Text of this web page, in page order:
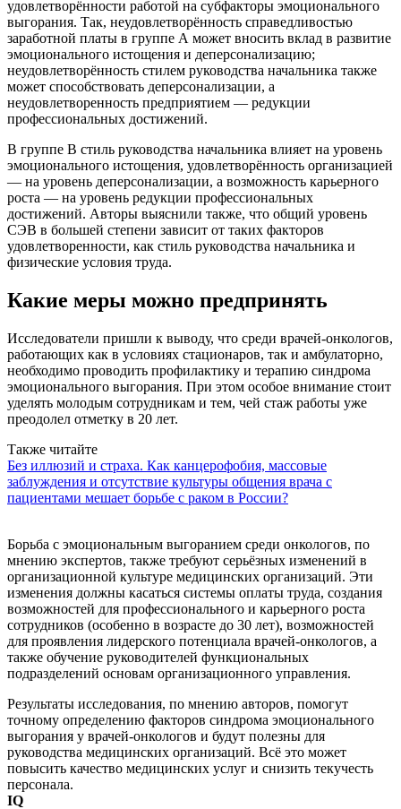
удовлетворённости работой на субфакторы эмоционального
выгорания. Так, неудовлетворённость справедливостью
заработной платы в группе А может вносить вклад в развитие
эмоционального истощения и деперсонализацию;
неудовлетворённость стилем руководства начальника также
может способствовать деперсонализации, а
неудовлетворенность предприятием — редукции
профессиональных достижений.
В группе B стиль руководства начальника влияет на уровень
эмоционального истощения, удовлетворённость организацией
— на уровень деперсонализации, а возможность карьерного
роста — на уровень редукции профессиональных
достижений. Авторы выяснили также, что общий уровень
СЭВ в большей степени зависит от таких факторов
удовлетворенности, как стиль руководства начальника и
физические условия труда.
Какие меры можно предпринять
Исследователи пришли к выводу, что среди врачей-онкологов,
работающих как в условиях стационаров, так и амбулаторно,
необходимо проводить профилактику и терапию синдрома
эмоционального выгорания. При этом особое внимание стоит
уделять молодым сотрудникам и тем, чей стаж работы уже
преодолел отметку в 20 лет.
Также читайте
Без иллюзий и страха. Как канцерофобия, массовые
заблуждения и отсутствие культуры общения врача с
пациентами мешает борьбе с раком в России?
Борьба с эмоциональным выгоранием среди онкологов, по
мнению экспертов, также требуют серьёзных изменений в
организационной культуре медицинских организаций. Эти
изменения должны касаться системы оплаты труда, создания
возможностей для профессионального и карьерного роста
сотрудников (особенно в возрасте до 30 лет), возможностей
для проявления лидерского потенциала врачей-онкологов, а
также обучение руководителей функциональных
подразделений основам организационного управления.
Результаты исследования, по мнению авторов, помогут
точному определению факторов синдрома эмоционального
выгорания у врачей-онкологов и будут полезны для
руководства медицинских организаций. Всё это может
повысить качество медицинских услуг и снизить текучесть
персонала.
IQ